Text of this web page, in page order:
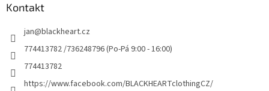
Kontakt
jan@blackheart.cz
774413782 /736248796 (Po-Pá 9:00 - 16:00)
774413782
https://www.facebook.com/BLACKHEARTclothingCZ/